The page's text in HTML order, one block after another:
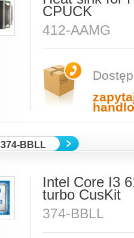
CPUCK
412-AAMG
374-BBLL
Intel Core I3
turbo CusKit
374-BBLL